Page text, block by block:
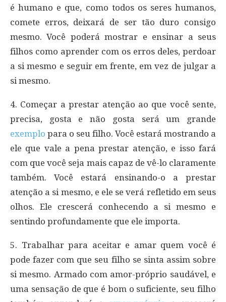
é humano e que, como todos os seres humanos,
comete erros, deixará de ser tão duro consigo
mesmo. Você poderá mostrar e ensinar a seus
filhos como aprender com os erros deles, perdoar
a si mesmo e seguir em frente, em vez de julgar a
si mesmo.
4. Começar a prestar atenção ao que você sente,
precisa, gosta e não gosta será um grande
exemplo para o seu filho. Você estará mostrando a
ele que vale a pena prestar atenção, e isso fará
com que você seja mais capaz de vê-lo claramente
também. Você estará ensinando-o a prestar
atenção a si mesmo, e ele se verá refletido em seus
olhos. Ele crescerá conhecendo a si mesmo e
sentindo profundamente que ele importa.
5. Trabalhar para aceitar e amar quem você é
pode fazer com que seu filho se sinta assim sobre
si mesmo. Armado com amor-próprio saudável, e
uma sensação de que é bom o suficiente, seu filho